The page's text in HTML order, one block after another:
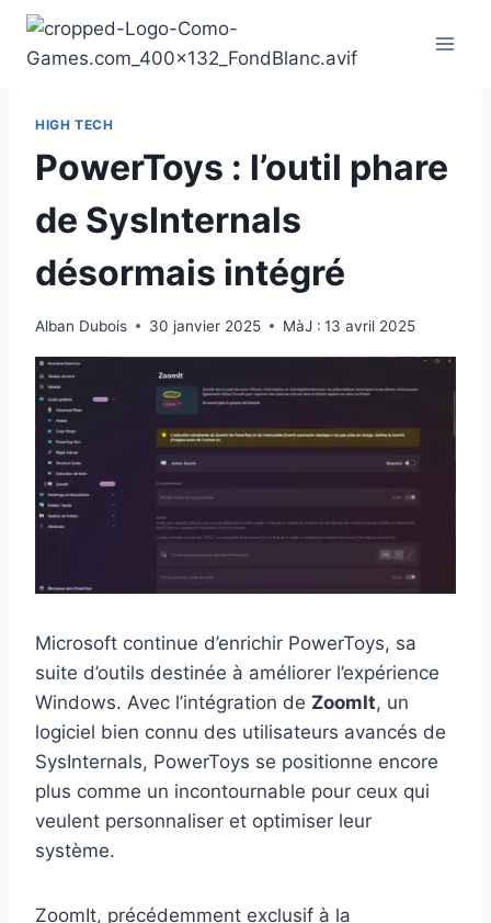
Aller
contenu
HIGH TECH
PowerToys : l’outil phare
de SysInternals
désormais intégré
Alban Dubois 30 janvier 2025 MàJ : 13 avril 2025
Microsoft continue d’enrichir PowerToys, sa
suite d’outils destinée à améliorer l’expérience
Windows. Avec l’intégration de ZoomIt, un
logiciel bien connu des utilisateurs avancés de
SysInternals, PowerToys se positionne encore
plus comme un incontournable pour ceux qui
veulent personnaliser et optimiser leur
système.
ZoomIt, précédemment exclusif à la